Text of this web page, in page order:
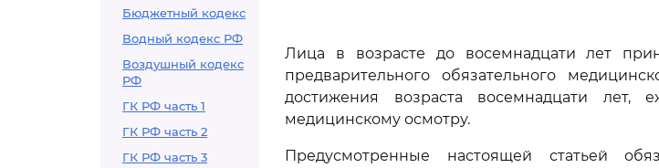
Бюджетный кодекс
Водный кодекс РФ
Воздушный кодекс
РФ
ГК РФ часть 1
ГК РФ часть 2
ГК РФ часть 3
Лица в возрасте до восемнадцати лет
предварительного обязательного
достижения возраста восемнадцати лет,
медицинскому осмотру.
Предусмотренные настоящей статьей